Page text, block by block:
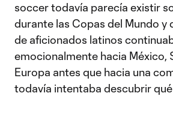
soccer todavía parecía existir
durante las Copas del Mundo y
de aficionados latinos
emocionalmente hacia México,
Europa antes que hacia una
todavía intentaba descubrir qué